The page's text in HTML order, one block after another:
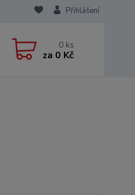
Přihlášení
0 ks
za 0 Kč